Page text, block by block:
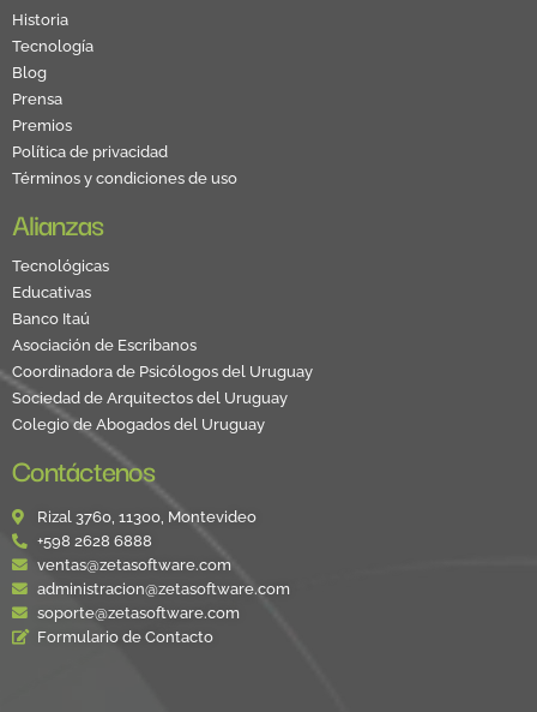
Historia
Tecnología
Blog
Prensa
Premios
Política de privacidad
Términos y condiciones de uso
Alianzas
Tecnológicas
Educativas
Banco Itaú
Asociación de Escribanos
Coordinadora de Psicólogos del Uruguay
Sociedad de Arquitectos del Uruguay
Colegio de Abogados del Uruguay
Contáctenos
Rizal 3760, 11300, Montevideo
+598 2628 6888
ventas@zetasoftware.com
administracion@zetasoftware.com
soporte@zetasoftware.com
Formulario de Contacto